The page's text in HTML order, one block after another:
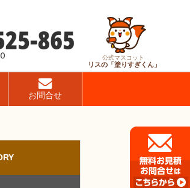
公式マスコット
リスの「塗りすぎくん」
お問合せ